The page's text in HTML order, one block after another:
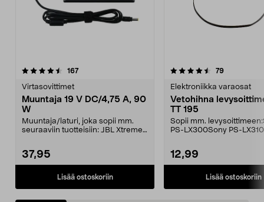
167arvostelut
Virtasovittimet
Muuntaja 19 V DC/4,75 A, 90
W
Muuntaja/laturi, joka sopii mm.
seuraaviin tuotteisiin: JBL Xtreme
37,95
Lisää ostoskoriin
4.5 viidestä
79arvostelut
Elektroniikka varaosat
Vetohihna
TT 195
Sopii mm.
PS-LX300Sony PS-
12,99
Lisää ostoskoriin
5.0 viidestä